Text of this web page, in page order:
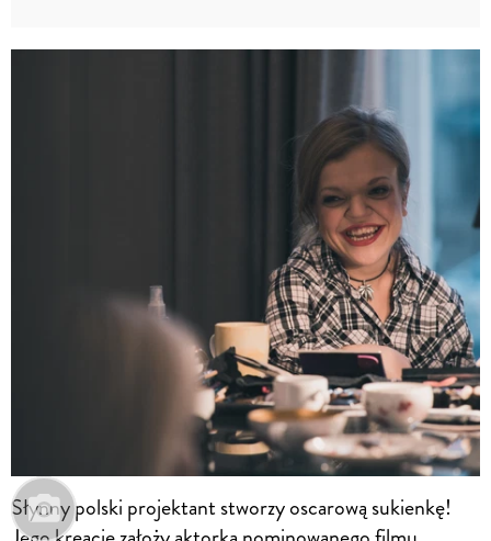
Słynny polski projektant stworzy oscarową sukienkę!